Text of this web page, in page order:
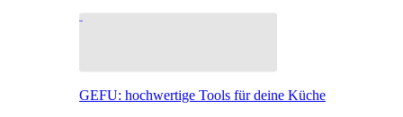
GEFU: hochwertige Tools für deine Küche